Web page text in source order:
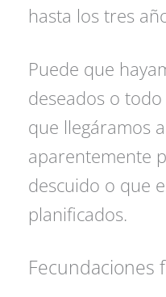
hasta los tres
Puede que
deseados o
que llegáramos
aparentemente
descuido o que
planificados.
Fecundaciones